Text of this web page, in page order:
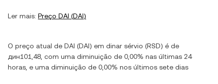
Ler mais: Preço DAI (DAI)
O preço atual de DAI (DAI) em dinar sérvio (RSD) é de
дин101,48 , com uma diminuição de 0,00% nas últimas 24
horas, e uma diminuição de 0,00% nos últimos sete dias